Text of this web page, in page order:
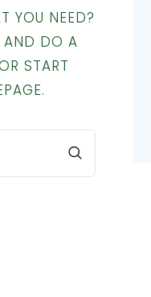
YOU NEED?
AND DO A
START
.